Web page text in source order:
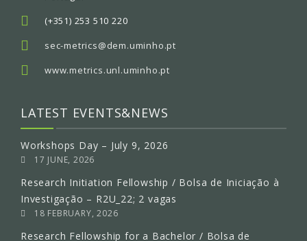
(+351) 253 510 220
sec-metrics@dem.uminho.pt
www.metrics.unl.uminho.pt
LATEST EVENTS&NEWS
Workshops Day – July 9, 2026
17 JUNE, 2026
Research Initiation Fellowship / Bolsa de Iniciação à
Investigação – R2U_22; 2 vagas
18 FEBRUARY, 2026
Research Fellowship for a Bachelor / Bolsa de